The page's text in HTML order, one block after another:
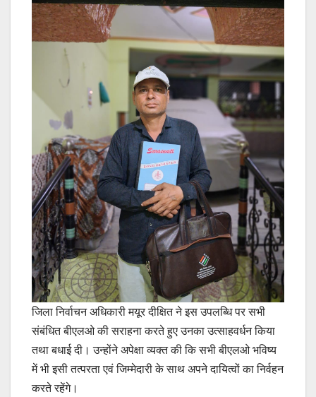
जिला निर्वाचन अधिकारी मयूर दीक्षित ने इस उपलब्धि पर सभी
संबंधित बीएलओ की सराहना करते हुए उनका उत्साहवर्धन किया
तथा बधाई दी। उन्होंने अपेक्षा व्यक्त की कि सभी बीएलओ भविष्य
में भी इसी तत्परता एवं जिम्मेदारी के साथ अपने दायित्वों का निर्वहन
करते रहेंगे।